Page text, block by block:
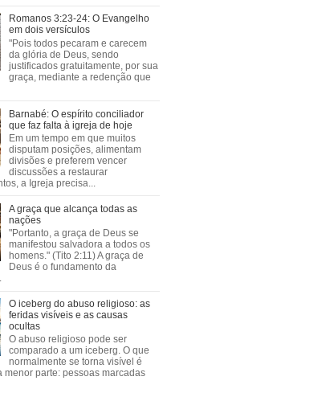
Romanos 3:23-24: O Evangelho
em dois versículos
"Pois todos pecaram e carecem
da glória de Deus, sendo
justificados gratuitamente, por sua
graça, mediante a redenção que
Barnabé: O espírito conciliador
que faz falta à igreja de hoje
Em um tempo em que muitos
disputam posições, alimentam
divisões e preferem vencer
discussões a restaurar
a Igreja precisa...
A graça que alcança todas as
nações
"Portanto, a graça de Deus se
manifestou salvadora a todos os
homens." (Tito 2:11) A graça de
Deus é o fundamento da
O iceberg do abuso religioso: as
feridas visíveis e as causas
ocultas
O abuso religioso pode ser
comparado a um iceberg. O que
normalmente se torna visível é
menor parte: pessoas marcadas